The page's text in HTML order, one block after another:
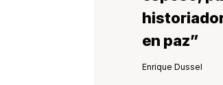
en paz”
Enrique Dussel